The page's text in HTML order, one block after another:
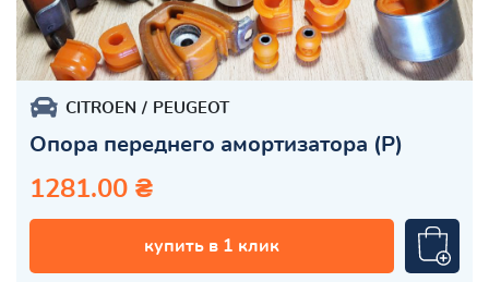
CITROEN PEUGEOT
Опора переднего амортизатора (Р)
1281.00 ₴
купить в 1 клик